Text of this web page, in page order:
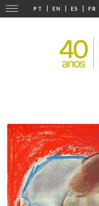
PT | EN | ES | FR
Modifier
la